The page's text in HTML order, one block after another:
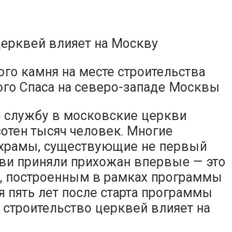
влияет на Москву
камня на месте строительства
Спаса на северо-западе Москвы
в московские церкви
тысяч человек. Многие
существующие не первый
приняли прихожан впервые — это
построенным в рамках программы
пять лет после старта программы
церквей влияет на